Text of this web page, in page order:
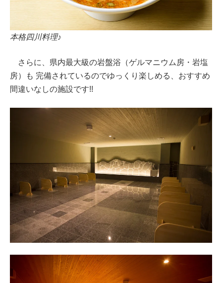
本格四川料理♪
さらに、県内最大級の岩盤浴（ゲルマニウム房・岩塩
房）も 完備されているのでゆっくり楽しめる、おすすめ
間違いなしの施設です!!